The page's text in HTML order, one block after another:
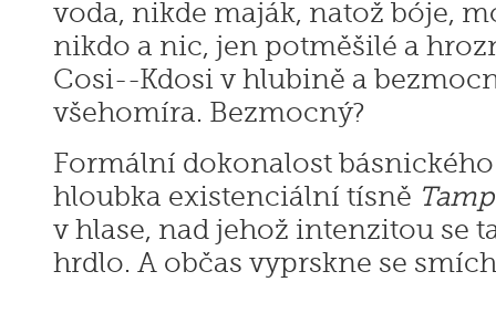
voda, nikde maják, natož bóje,
nikdo a nic, jen potměšilé a
Cosi--Kdosi v hlubině a
všehomíra. Bezmocný?
Formální dokonalost
hloubka existenciální tísně
v hlase, nad jehož intenzitou se
hrdlo. A občas vyprskne se